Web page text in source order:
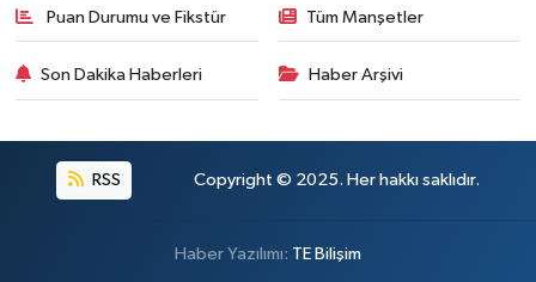
Puan Durumu ve Fikstür Tüm Manşetler
Son Dakika Haberleri Haber Arşivi
RSS Copyright © 2025. Her hakkı saklıdır.
Haber Yazılımı: TE Bilişim